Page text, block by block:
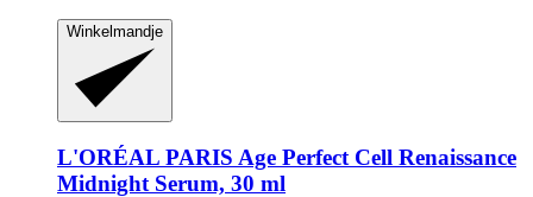
Winkelmandje
L'ORÉAL PARIS Age Perfect Cell Renaissance
Midnight Serum, 30 ml